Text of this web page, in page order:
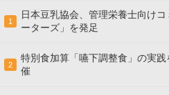
1
日本豆乳協会、管理栄養士向け
ーターズ」を発足
2
特別食加算「嚥下調整食」の実
催